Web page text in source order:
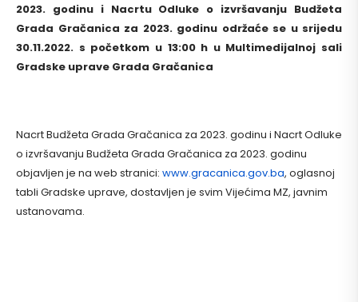
2023. godinu i Nacrtu Odluke o izvršavanju Budžeta
Grada Gračanica za 2023. godinu održaće se u srijedu
30.11.2022. s početkom u 13:00 h u Multimedijalnoj sali
Gradske uprave Grada Gračanica
Nacrt Budžeta Grada Gračanica za 2023. godinu i Nacrt Odluke
o izvršavanju Budžeta Grada Gračanica za 2023. godinu
objavljen je na web stranici: www.gracanica.gov.ba, oglasnoj
tabli Gradske uprave, dostavljen je svim Vijećima MZ, javnim
ustanovama.